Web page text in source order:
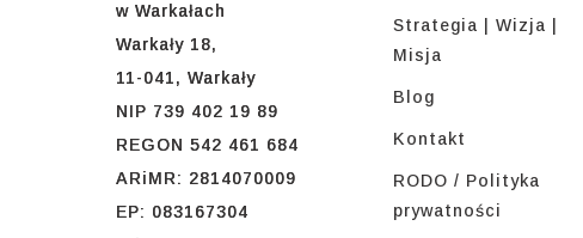
w Warkałach
Warkały 18,
11-041, Warkały
NIP 739 402 19 89
REGON 542 461 684
ARiMR: 2814070009
EP: 083167304
Strategia | Wizja |
Misja
Blog
Kontakt
RODO / Polityka
prywatności